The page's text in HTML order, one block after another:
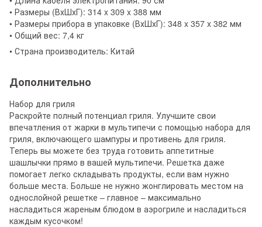
• Размеры (ВхШхГ): 314 x 309 x 388 мм
• Размеры прибора в упаковке (ВхШхГ): 348 x 357 x 382 мм
• Общий вес: 7,4 кг
• Страна производитель: Китай
Дополнительно
Набор для гриля
Раскройте полный потенциал гриля. Улучшите свои
впечатления от жарки в мультипечи с помощью набора для
гриля, включающего шампуры и противень для гриля.
Теперь вы можете без труда готовить аппетитные
шашлычки прямо в вашей мультипечи. Решетка даже
помогает легко складывать продукты, если вам нужно
больше места. Больше не нужно жонглировать местом на
однослойной решетке – главное – максимально
насладиться жареным блюдом в аэрогриле и насладиться
каждым кусочком!